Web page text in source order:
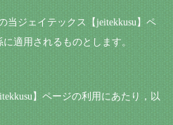
当ジェイテックス【jeitekkusu】ペ
適用されるものとします。
】ページの利用にあたり，以